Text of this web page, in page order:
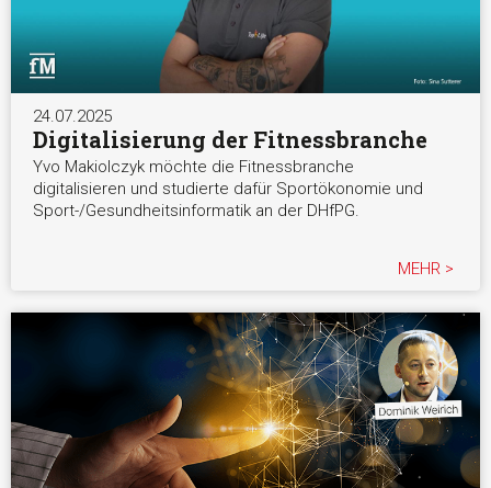
24.07.2025
Digitalisierung der Fitnessbranche
Yvo Makiolczyk möchte die Fitnessbranche
digitalisieren und studierte dafür Sportökonomie und
Sport-/Gesundheitsinformatik an der DHfPG.
MEHR >